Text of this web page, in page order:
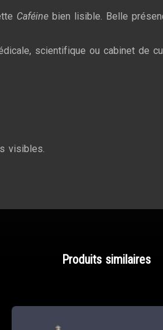
Caféine bien lisible. Belle
scientifique ou cabinet de
visibles.
Produits similaires